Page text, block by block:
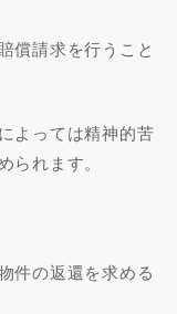
償請求を行うこと
よっては精神的苦
られます。
件の返還を求める